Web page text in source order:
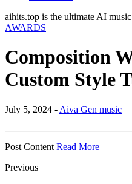
aihits.top is the ultimate AI
AWARDS
Composition
Custom Style
July 5, 2024 - Aiva Gen music
Post Content Read More
Previous